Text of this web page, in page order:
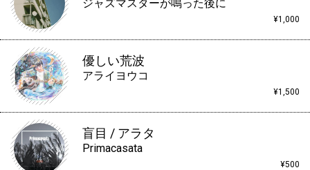
ジャズマスターが鳴った後に
¥1,000
優しい荒波
アライヨウコ
¥1,500
盲目 / アラタ
Primacasata
¥500